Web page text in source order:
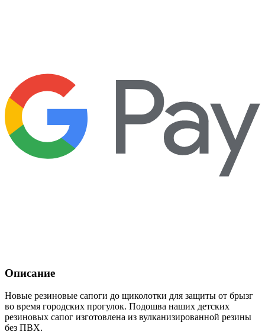
Описание
Новые резиновые сапоги до щиколотки для защиты от брызг
во время городских прогулок. Подошва наших детских
резиновых сапог изготовлена из вулканизированной резины
без ПВХ.